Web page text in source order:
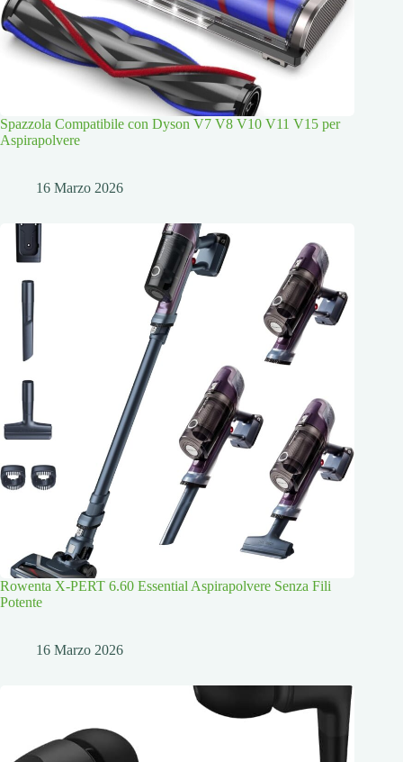
Spazzola Compatibile con Dyson V7 V8 V10 V11 V15 per
Aspirapolvere
16 Marzo 2026
Rowenta X-PERT 6.60 Essential Aspirapolvere Senza Fili
Potente
16 Marzo 2026